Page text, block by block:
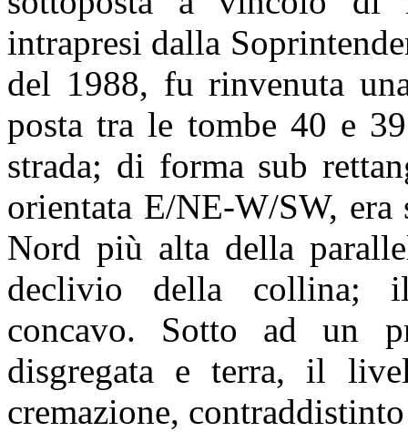
intrapresi dalla
del 1988, fu rinvenuta
posta tra le tombe 40 e
strada; di forma sub
orientata E/NE-W/SW, era
Nord più alta della
declivio della collina; il
concavo. Sotto ad un
disgregata e terra, il
cremazione,